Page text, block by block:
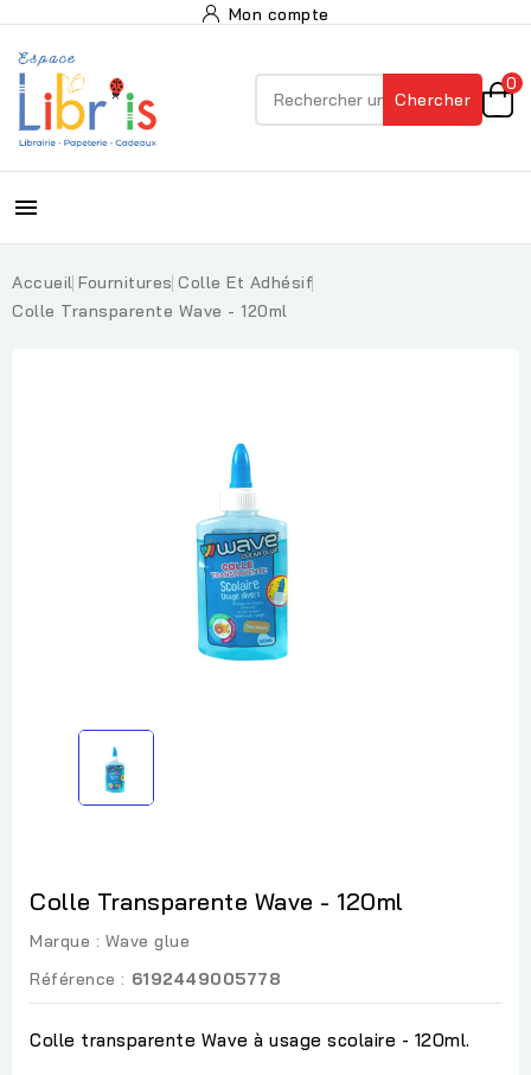
Mon compte
Chercher
0

Accueil Fournitures Colle Et Adhésif
Colle Transparente Wave - 120ml
Colle Transparente Wave - 120ml
Marque : Wave glue
Référence : 6192449005778
Colle transparente Wave à usage scolaire - 120ml.